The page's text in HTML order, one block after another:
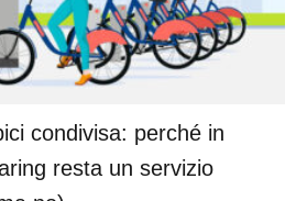
condivisa: perché in
resta un servizio